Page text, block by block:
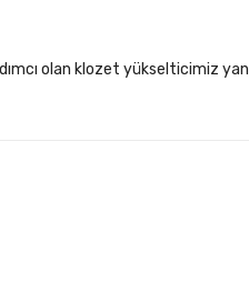
olan klozet yükselticimiz yan